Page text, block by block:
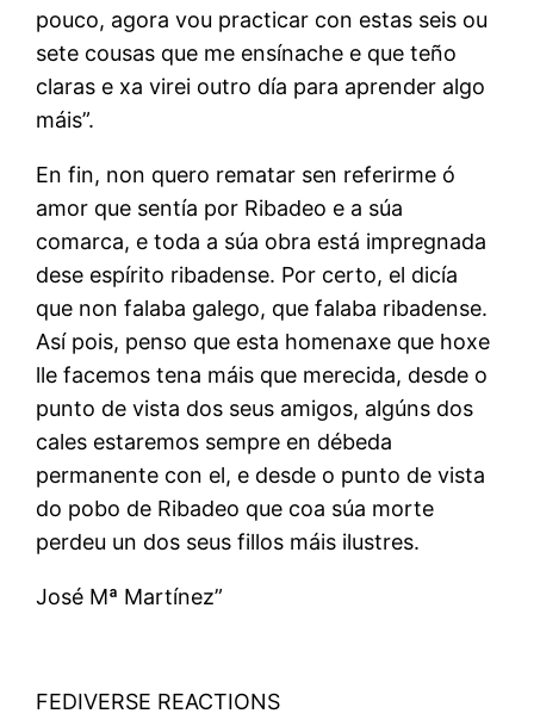
pouco, agora vou practicar con estas seis ou
sete cousas que me ensínache e que teño
claras e xa virei outro día para aprender algo
máis”.
En fin, non quero rematar sen referirme ó
amor que sentía por Ribadeo e a súa
comarca, e toda a súa obra está impregnada
dese espírito ribadense. Por certo, el dicía
que non falaba galego, que falaba ribadense.
Así pois, penso que esta homenaxe que hoxe
lle facemos tena máis que merecida, desde o
punto de vista dos seus amigos, algúns dos
cales estaremos sempre en débeda
permanente con el, e desde o punto de vista
do pobo de Ribadeo que coa súa morte
perdeu un dos seus fillos máis ilustres.
José Mª Martínez”
FEDIVERSE REACTIONS